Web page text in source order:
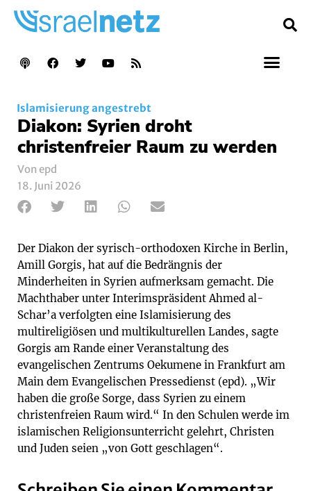
Islamisierung angestrebt
Diakon: Syrien droht
christenfreier Raum zu werden
Von epd
18. Juni 2026
Der Diakon der syrisch-orthodoxen Kirche in Berlin,
Amill Gorgis, hat auf die Bedrängnis der
Minderheiten in Syrien aufmerksam gemacht. Die
Machthaber unter Interimspräsident Ahmed al-
Schar’a verfolgten eine Islamisierung des
multireligiösen und multikulturellen Landes, sagte
Gorgis am Rande einer Veranstaltung des
evangelischen Zentrums Oekumene in Frankfurt am
Main dem Evangelischen Pressedienst (epd). „Wir
haben die große Sorge, dass Syrien zu einem
christenfreien Raum wird.“ In den Schulen werde im
islamischen Religionsunterricht gelehrt, Christen
und Juden seien „von Gott geschlagen“.